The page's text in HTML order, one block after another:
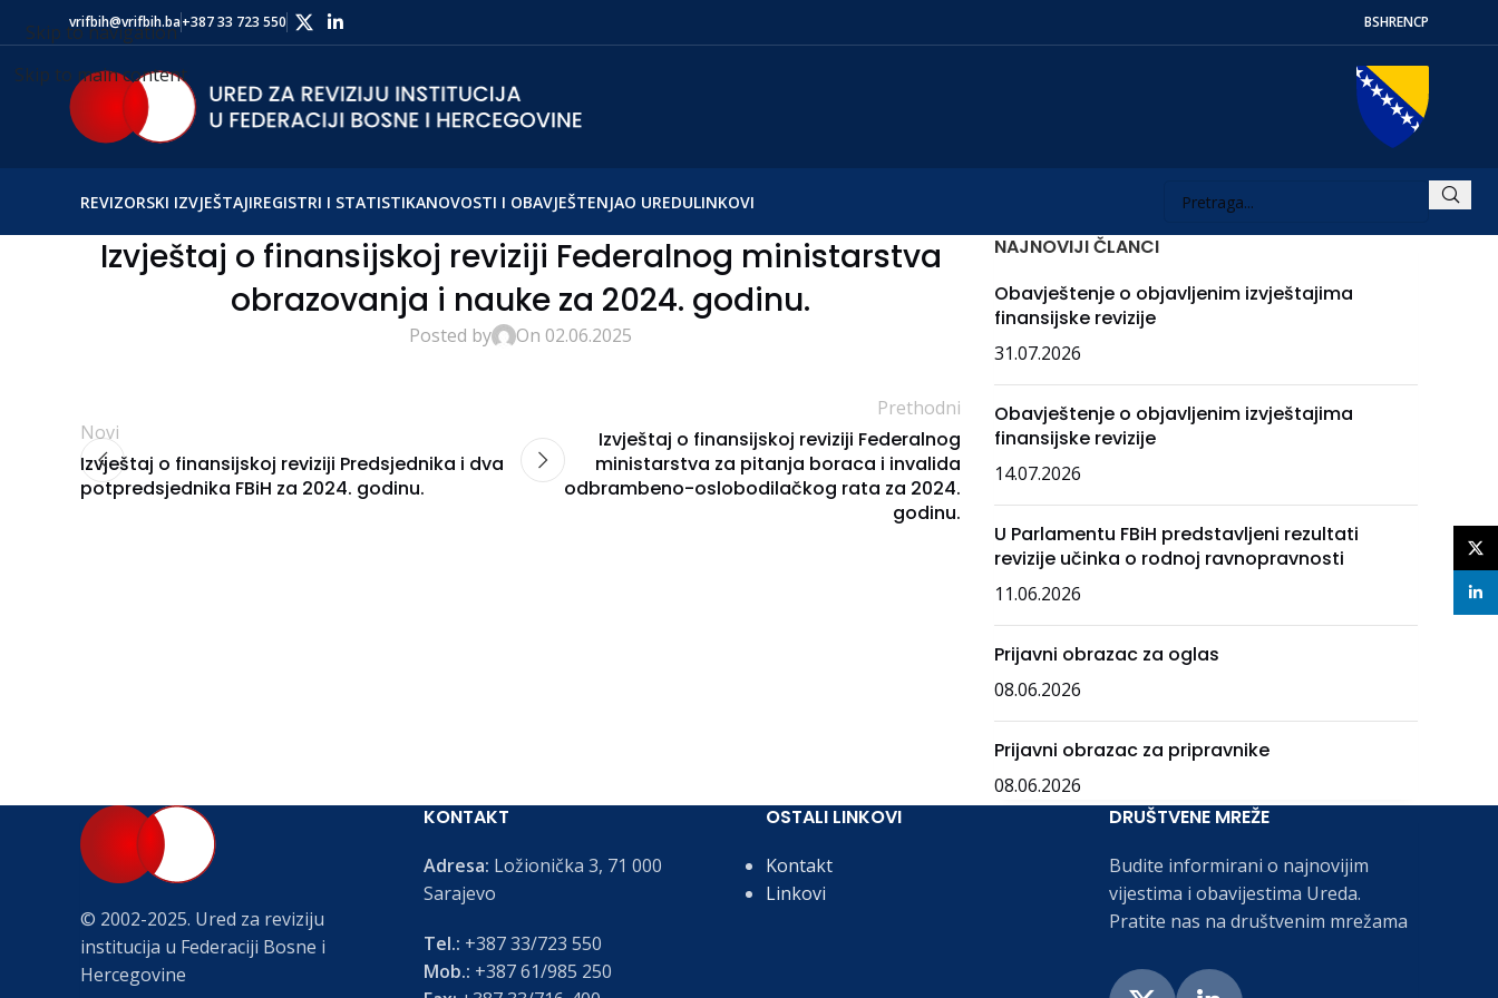
Skip to navigation
Skip to main content
vrifbih@vrifbih.ba+387 33 723 550 BSHRENСР
REVIZORSKI IZVJEŠTAJIREGISTRI I STATISTIKANOVOSTI I OBAVJEŠTENJAO UREDULINKOVI
Izvještaj o finansijskoj reviziji Federalnog ministarstva
obrazovanja i nauke za 2024. godinu.
Posted by On 02.06.2025
Novi
Izvještaj o finansijskoj reviziji Predsjednika i dva
potpredsjednika FBiH za 2024. godinu.
Prethodni
Izvještaj o finansijskoj reviziji Federalnog
ministarstva za pitanja boraca i invalida
odbrambeno-oslobodilačkog rata za 2024.
godinu.
NAJNOVIJI ČLANCI
Obavještenje o objavljenim izvještajima
finansijske revizije
31.07.2026
Obavještenje o objavljenim izvještajima
finansijske revizije
14.07.2026
U Parlamentu FBiH predstavljeni rezultati
revizije učinka o rodnoj ravnopravnosti
11.06.2026
Prijavni obrazac za oglas
08.06.2026
Prijavni obrazac za pripravnike
08.06.2026
© 2002-2025. Ured za reviziju
institucija u Federaciji Bosne i
Hercegovine
KONTAKT
Adresa: Ložionička 3, 71 000
Sarajevo
Tel.: +387 33/723 550
Mob.: +387 61/985 250
OSTALI LINKOVI
Kontakt
Linkovi
DRUŠTVENE MREŽE
Budite informirani o najnovijim
vijestima i obavijestima Ureda.
Pratite nas na društvenim mrežama